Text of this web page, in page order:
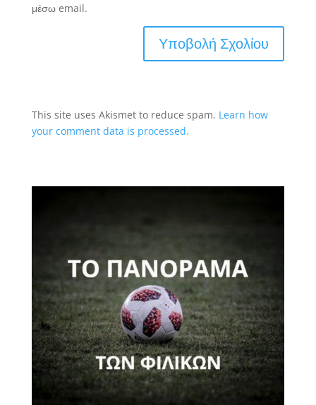
μέσω email.
This site uses Akismet to reduce spam. Learn how
your comment data is processed.